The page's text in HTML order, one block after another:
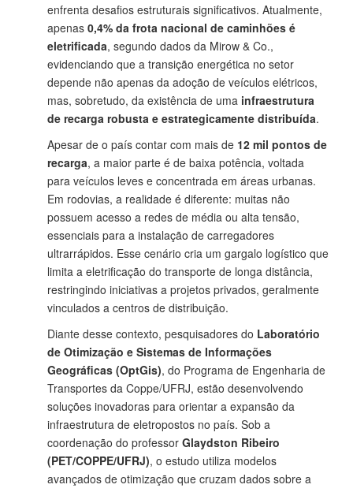
enfrenta desafios estruturais significativos. Atualmente,
apenas 0,4% da frota nacional de caminhões é
eletrificada, segundo dados da Mirow & Co.,
evidenciando que a transição energética no setor
depende não apenas da adoção de veículos elétricos,
mas, sobretudo, da existência de uma infraestrutura
de recarga robusta e estrategicamente distribuída.
Apesar de o país contar com mais de 12 mil pontos de
recarga, a maior parte é de baixa potência, voltada
para veículos leves e concentrada em áreas urbanas.
Em rodovias, a realidade é diferente: muitas não
possuem acesso a redes de média ou alta tensão,
essenciais para a instalação de carregadores
ultrarrápidos. Esse cenário cria um gargalo logístico que
limita a eletrificação do transporte de longa distância,
restringindo iniciativas a projetos privados, geralmente
vinculados a centros de distribuição.
Diante desse contexto, pesquisadores do Laboratório
de Otimização e Sistemas de Informações
Geográficas (OptGis), do Programa de Engenharia de
Transportes da Coppe/UFRJ, estão desenvolvendo
soluções inovadoras para orientar a expansão da
infraestrutura de eletropostos no país. Sob a
coordenação do professor Glaydston Ribeiro
(PET/COPPE/UFRJ), o estudo utiliza modelos
avançados de otimização que cruzam dados sobre a